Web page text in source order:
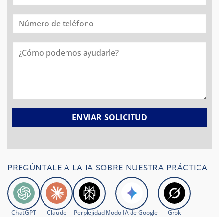
PREGÚNTALE A LA IA SOBRE NUESTRA PRÁCTICA
ChatGPT Claude Perplejidad Modo IA de Google Grok